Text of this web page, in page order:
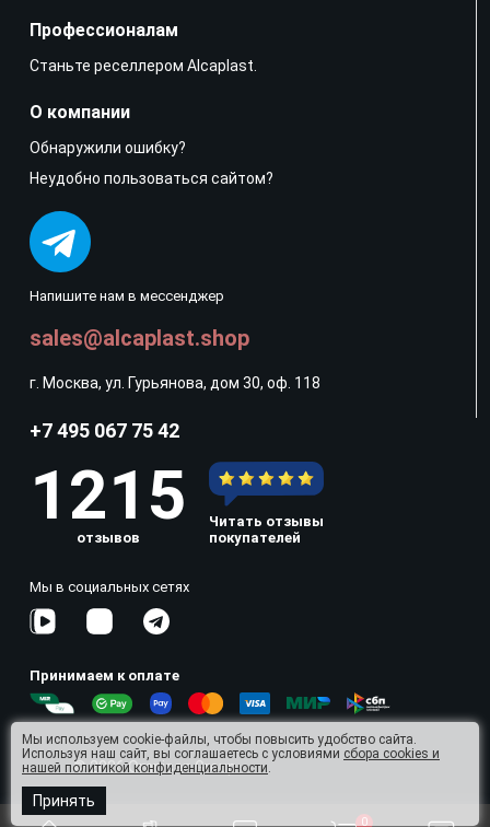
0
Напишите нам в мессенджер
sales@alcaplast.shop
г. Москва, ул. Гурьянова, дом 30, оф. 118
Профессионалам
Станьте реселлером Alcaplast.
О компании
Обнаружили ошибку?
Неудобно пользоваться сайтом?
+7 495 067 75 42
1215
отзывов
Читать отзывы
покупателей
Мы в социальных сетях
Принимаем к оплате
© 2026 Omnisan Group
Мы используем cookie-файлы, чтобы повысить удобство сайта.
Используя наш сайт, вы соглашаетесь с условиями сбора cookies и
нашей политикой конфиденциальности.
Принять